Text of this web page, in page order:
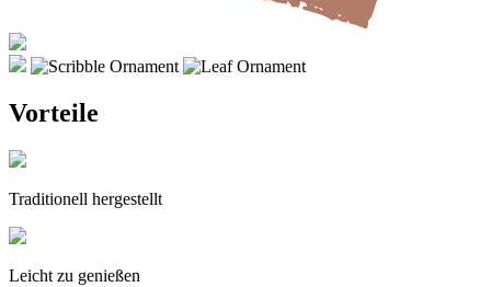
Vorteile
Traditionell hergestellt
Leicht zu genießen